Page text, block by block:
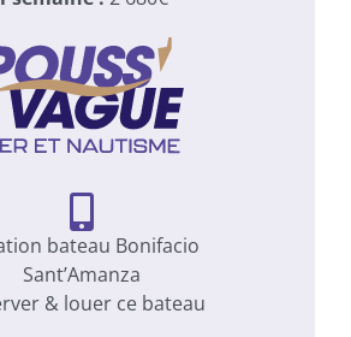
bateau Bonifacio
Sant’Amanza
& louer ce bateau